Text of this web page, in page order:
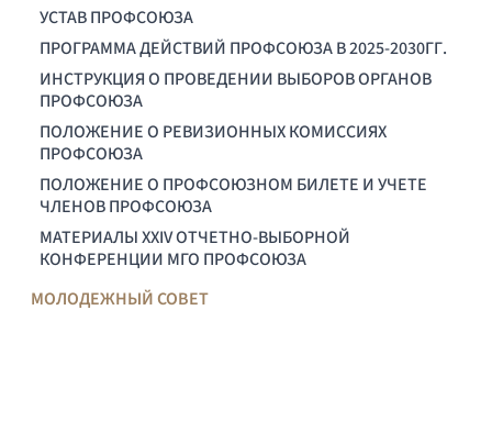
УСТАВ ПРОФСОЮЗА
ПРОГРАММА ДЕЙСТВИЙ ПРОФСОЮЗА В 2025-2030ГГ.
ИНСТРУКЦИЯ О ПРОВЕДЕНИИ ВЫБОРОВ ОРГАНОВ
ПРОФСОЮЗА
ПОЛОЖЕНИЕ О РЕВИЗИОННЫХ КОМИССИЯХ
ПРОФСОЮЗА
ПОЛОЖЕНИЕ О ПРОФСОЮЗНОМ БИЛЕТЕ И УЧЕТЕ
ЧЛЕНОВ ПРОФСОЮЗА
МАТЕРИАЛЫ XXIV ОТЧЕТНО-ВЫБОРНОЙ
КОНФЕРЕНЦИИ МГО ПРОФСОЮЗА
МОЛОДЕЖНЫЙ СОВЕТ